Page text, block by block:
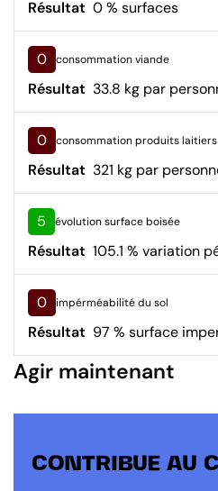
Résultat 0 % surfaces
0 consommation viande
Résultat 33.8 kg par
0 consommation produits laitiers
Résultat 321 kg par
5 évolution surface boisée
Résultat 105.1 % variation
0 impérméabilité du sol
Résultat 97 % surface
Agir maintenant
CONTRIBUE AU